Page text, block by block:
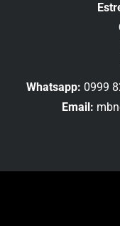
Whatsapp: 0999
Email: